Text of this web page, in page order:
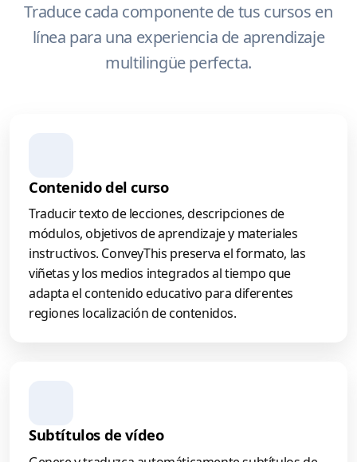
Traduce cada componente de tus cursos en
línea para una experiencia de aprendizaje
multilingüe perfecta.
Contenido del curso
Traducir texto de lecciones, descripciones de
módulos, objetivos de aprendizaje y materiales
instructivos. ConveyThis preserva el formato, las
viñetas y los medios integrados al tiempo que
adapta el contenido educativo para diferentes
regiones localización de contenidos.
Subtítulos de vídeo